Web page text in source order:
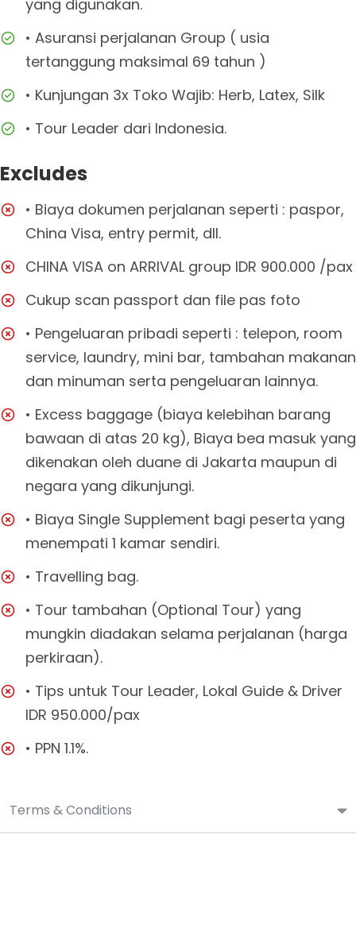
Terms & Conditions
yang digunakan.
• Asuransi perjalanan Group ( usia
tertanggung maksimal 69 tahun )
• Kunjungan 3x Toko Wajib: Herb, Latex, Silk
• Tour Leader dari Indonesia.
Excludes
• Biaya dokumen perjalanan seperti : paspor,
China Visa, entry permit, dll.
CHINA VISA on ARRIVAL group IDR 900.000 /pax
Cukup scan passport dan file pas foto
• Pengeluaran pribadi seperti : telepon, room
service, laundry, mini bar, tambahan makanan
dan minuman serta pengeluaran lainnya.
• Excess baggage (biaya kelebihan barang
bawaan di atas 20 kg), Biaya bea masuk yang
dikenakan oleh duane di Jakarta maupun di
negara yang dikunjungi.
• Biaya Single Supplement bagi peserta yang
menempati 1 kamar sendiri.
• Travelling bag.
• Tour tambahan (Optional Tour) yang
mungkin diadakan selama perjalanan (harga
perkiraan).
• Tips untuk Tour Leader, Lokal Guide & Driver
IDR 950.000/pax
• PPN 1.1%.